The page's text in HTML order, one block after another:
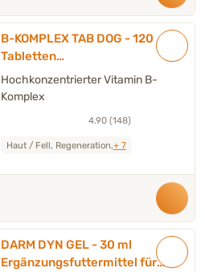
B-KOMPLEX TAB DOG - 120
Tabletten
Ergänzungsfuttermittel
Hund
Hochkonzentrierter Vitamin B-
Komplex
4.90 (148)
Haut / Fell, Regeneration,+ 7
DARM DYN GEL - 30 ml
Ergänzungsfuttermittel für